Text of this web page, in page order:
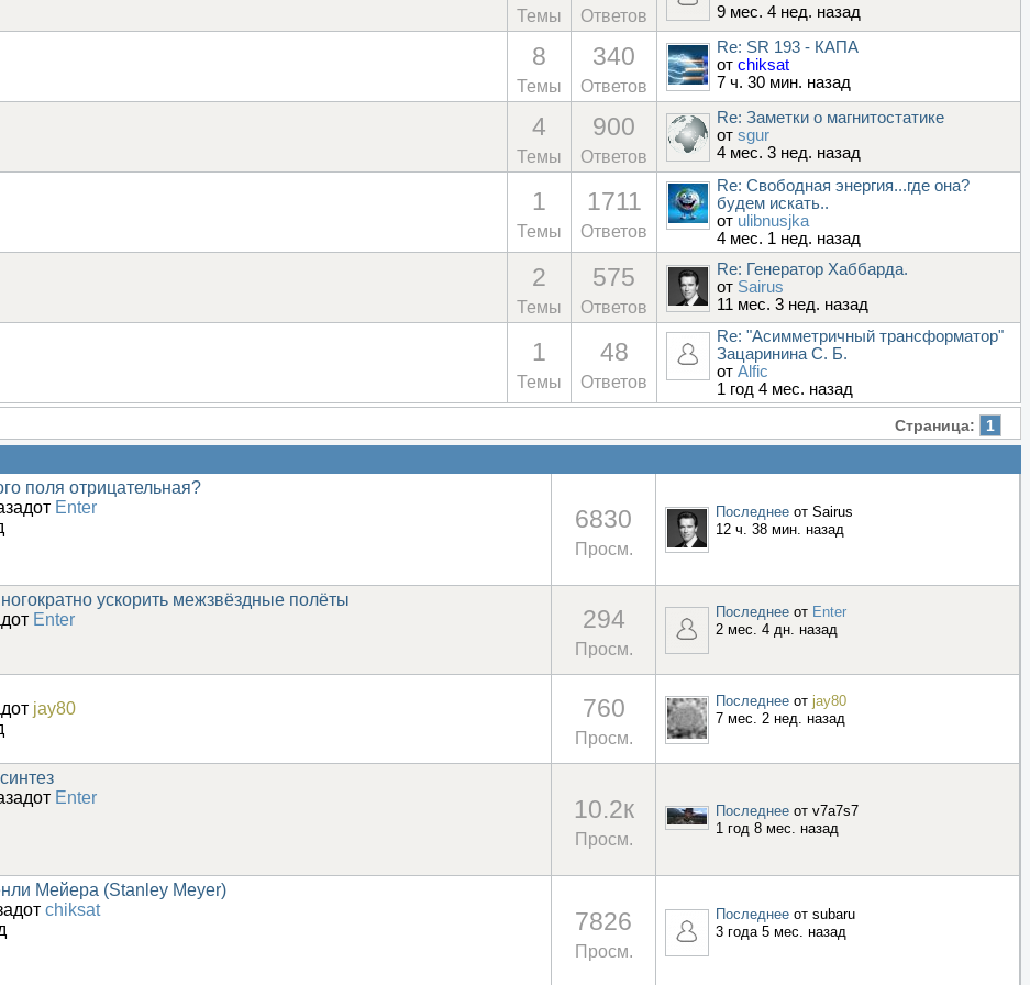
Темы Ответов
9 мес. 4 нед. назад
8
Темы
340
Ответов
Re: SR 193 - КАПА
от chiksat
7 ч. 30 мин. назад
4
Темы
900
Ответов
Re: Заметки о магнитостатике
от sgur
4 мес. 3 нед. назад
1
Темы
1711
Ответов
Re: Свободная энергия...где она?
будем искать..
от ulibnusjka
4 мес. 1 нед. назад
2
Темы
575
Ответов
Re: Генератор Хаббарда.
от Sairus
11 мес. 3 нед. назад
1
Темы
48
Ответов
Re: "Асимметричный трансформатор"
Зацаринина С. Б.
от Alfic
1 год 4 мес. назад
Страница: 1
поля отрицательная?
Enter
6830
Просм.
Последнее от Sairus
12 ч. 38 мин. назад
ускорить межзвёздные полёты
Enter
294
Просм.
Последнее от Enter
2 мес. 4 дн. назад
jay80
760
Просм.
Последнее от jay80
7 мес. 2 нед. назад
Enter
10.2к
Просм.
Последнее от v7a7s7
1 год 8 мес. назад
Мейера (Stanley Meyer)
chiksat
7826
Просм.
Последнее от subaru
3 года 5 мес. назад